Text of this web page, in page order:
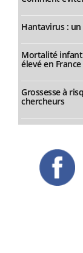
Hantavirus :
Mortalité
élevé en France
Grossesse à
chercheurs